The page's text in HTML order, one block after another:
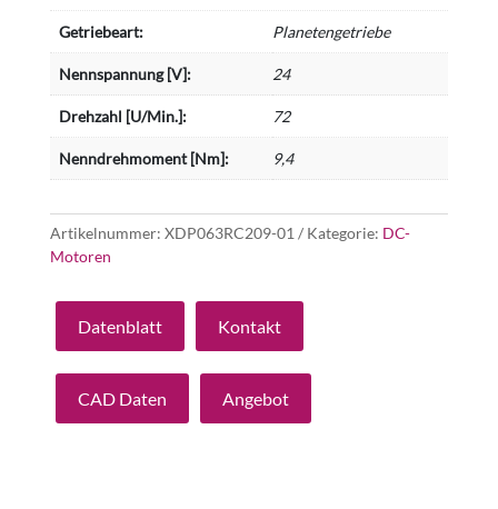
Getriebeart: Planetengetriebe
Nennspannung [V]: 24
Drehzahl [U/Min.]: 72
Nenndrehmoment [Nm]: 9,4
Artikelnummer: XDP063RC209-01 Kategorie: DC-
Motoren
Datenblatt Kontakt
CAD Daten Angebot